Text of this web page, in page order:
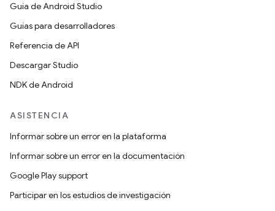
Guía de Android Studio
Guías para desarrolladores
Referencia de API
Descargar Studio
NDK de Android
ASISTENCIA
Informar sobre un error en la plataforma
Informar sobre un error en la documentación
Google Play support
Participar en los estudios de investigación